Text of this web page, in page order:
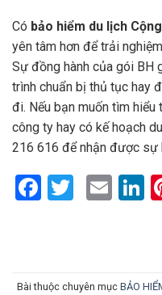
Có bảo hiểm du lịch
yên tâm hơn để trải
Sự đồng hành của gói BH
trình chuẩn bị thủ tục hay
đi. Nếu bạn muốn tìm
công ty hay có kế hoạch
216 616 để nhận được sự
Facebook
Twitter
Bài thuộc chuyên mục BẢO